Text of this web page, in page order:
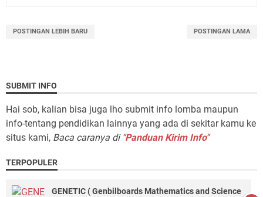
POSTINGAN LEBIH BARU POSTINGAN LAMA
SUBMIT INFO
Hai sob, kalian bisa juga lho submit info lomba maupun
info-tentang pendidikan lainnya yang ada di sekitar kamu ke
situs kami, Baca caranya di "Panduan Kirim Info"
TERPOPULER
GENETIC ( Genbilboards Mathematics and Science